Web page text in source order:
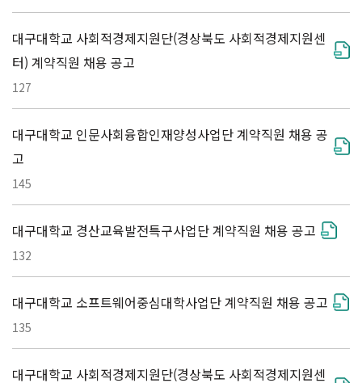
대구대학교 사회적경제지원단(경상북도 사회적경제지원센
터) 계약직원 채용 공고
127
대구대학교 인문사회융합인재양성사업단 계약직원 채용 공
고
145
대구대학교 경산교육발전특구사업단 계약직원 채용 공고
132
대구대학교 소프트웨어중심대학사업단 계약직원 채용 공고
135
대구대학교 사회적경제지원단(경상북도 사회적경제지원센